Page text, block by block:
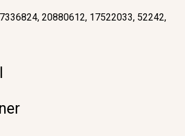
20880612, 17522033, 52242,